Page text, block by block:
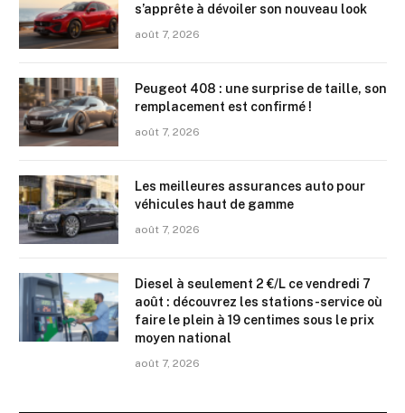
s’apprête à dévoiler son nouveau look
août 7, 2026
Peugeot 408 : une surprise de taille, son
remplacement est confirmé !
août 7, 2026
Les meilleures assurances auto pour
véhicules haut de gamme
août 7, 2026
Diesel à seulement 2 €/L ce vendredi 7
août : découvrez les stations-service où
faire le plein à 19 centimes sous le prix
moyen national
août 7, 2026